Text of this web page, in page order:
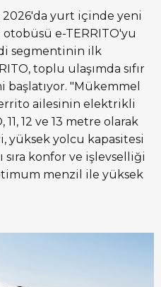
yurt içinde yeni
e-TERRITO'yu
segmentinin ilk
toplu ulaşımda sıfır
"Mükemmel
ailesinin elektrikli
12 ve 13 metre olarak
yüksek yolcu kapasitesi
konfor ve işlevselliği
menzil ile yüksek